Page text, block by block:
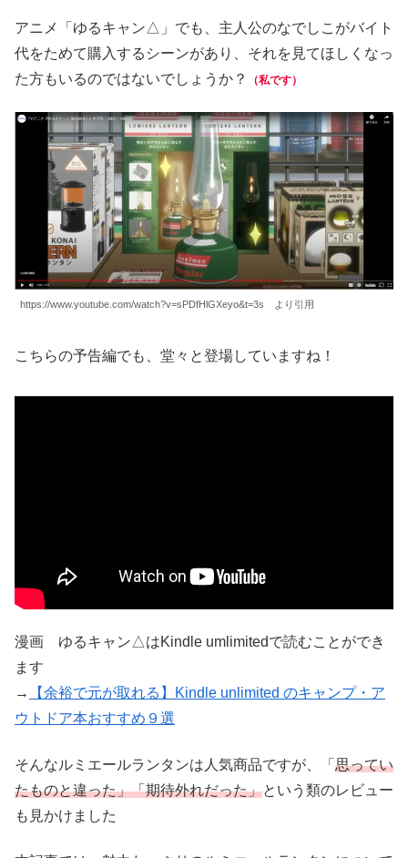
アニメ「ゆるキャン△」でも、主人公のなでしこがバイト
代をためて購入するシーンがあり、それを見てほしくなっ
た方もいるのではないでしょうか？
（私です）
https://www.youtube.com/watch?v=sPDfHlGXeyo&t=3s より引用
こちらの予告編でも、堂々と登場していますね！
漫画 ゆるキャン△はKindle umlimitedで読むことができ
ます
→
【余裕で元が取れる】Kindle unlimited のキャンプ・ア
ウトドア本おすすめ９選
そんなルミエールランタンは人気商品ですが、「 思ってい
たものと違った」「期待外れだった」という類のレビュー
も見かけました